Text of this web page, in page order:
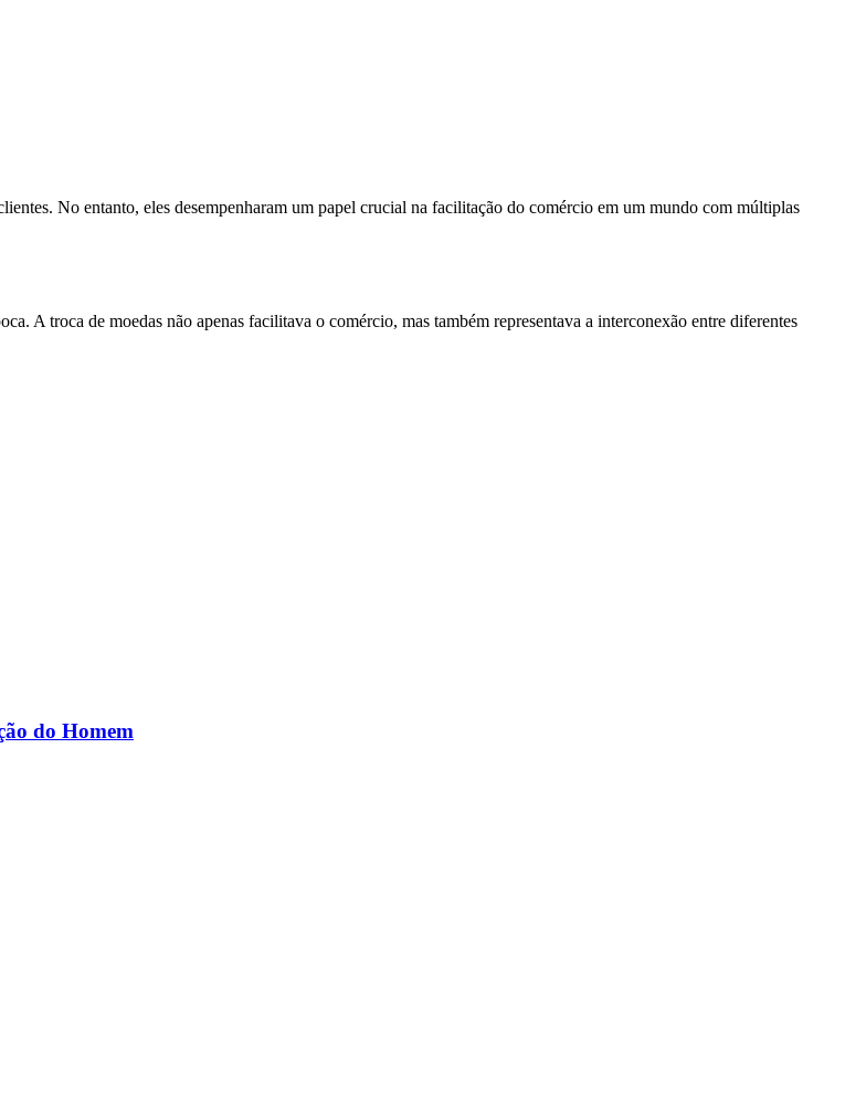
No entanto, eles desempenharam um papel crucial na facilitação do comércio em um mundo com múltiplas
A troca de moedas não apenas facilitava o comércio, mas também representava a interconexão entre diferentes
do Homem